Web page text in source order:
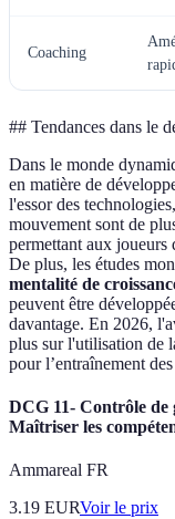
Coaching
## Tendances dans le
Dans le monde
en matière de
l'essor des
mouvement sont de
permettant aux joueurs
De plus, les études
mentalité de
peuvent être
davantage. En 2026,
plus sur l'utilisation de
pour l’entraînement
DCG 11- Contrôle de
Maîtriser les
Ammareal FR
3.19 EURVoir le prix